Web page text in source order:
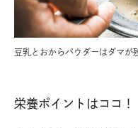
豆乳とおからパウダーはダマが
栄養ポイントはココ！